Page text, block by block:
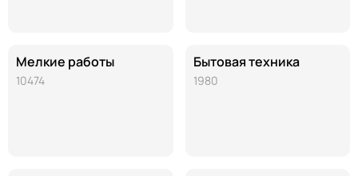
Мелкие работы
10474
Бытовая техника
1980